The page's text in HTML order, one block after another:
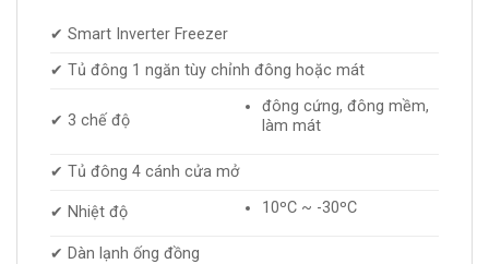
✔ Smart Inverter Freezer
✔ Tủ đông 1 ngăn tùy chỉnh đông hoặc mát
✔ 3 chế độ
đông cứng, đông mềm,
làm mát
✔ Tủ đông 4 cánh cửa mở
✔ Nhiệt độ 10ºC ~ -30ºC
✔ Dàn lạnh ống đồng